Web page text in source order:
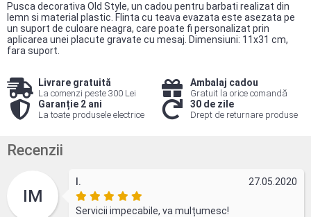
Pusca decorativa Old Style, un cadou pentru barbati realizat din
lemn si material plastic. Flinta cu teava evazata este asezata pe
un suport de culoare neagra, care poate fi personalizat prin
aplicarea unei placute gravate cu mesaj. Dimensiuni: 11x31 cm,
fara suport.
Livrare gratuită
La comenzi peste 300 Lei
Ambalaj cadou
Gratuit la orice comandă
Garanție 2 ani
La toate produsele electrice
30 de zile
Drept de returnare produse
Recenzii
IM
I. 27.05.2020
Servicii impecabile, va mulțumesc!